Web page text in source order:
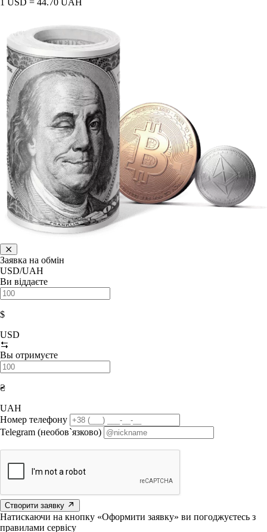
Заявка на обмін
USD/UAH
Ви віддаєте
$
USD
Вы отримуєте
₴
UAH
Номер телефону
Telegram (необов`язково)
Створити заявку
Натискаючи на кнопку «Оформити заявку» ви погоджуєтесь з
правилами сервісу